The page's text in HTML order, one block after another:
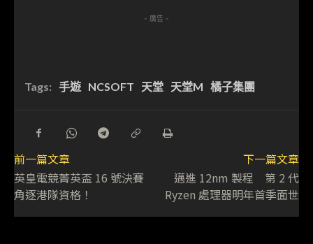
- 廣告 -
Tags: 手遊 NCSOFT 天堂 天堂M 橘子集團
前一篇文章
英皇電競菁英盃 16 號決賽
角逐港隊資格！
下一篇文章
邁進 12nm 製程 第 2 代
Ryzen 處理器明年首季面世